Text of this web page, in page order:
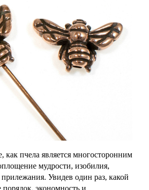
как пчела является многосторонним
мудрости, изобилия,
прилежания. Увидев один раз, какой
экономность и